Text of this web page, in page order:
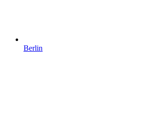
Berlin